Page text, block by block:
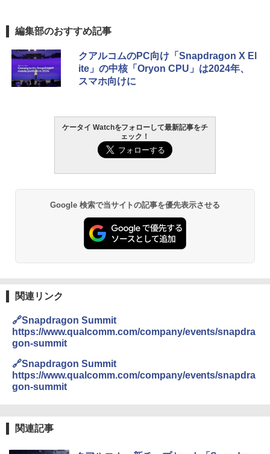
編集部のおすすめ記事
クアルコムのPC向け「Snapdragon X El
ite」の中核「Oryon CPU」は2024年、
スマホ向けに
ケータイ Watchをフォローして最新記事をチ
ェック！
Google 検索で当サイトの記事を優先表示させる
関連リンク
🔗Snapdragon Summit
https://www.qualcomm.com/company/events/snapdra
gon-summit
🔗Snapdragon Summit
https://www.qualcomm.com/company/events/snapdra
gon-summit
関連記事